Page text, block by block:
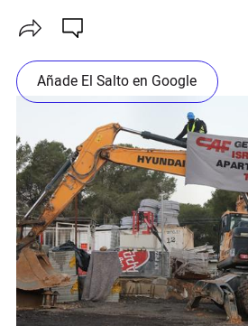
Añade El Salto en Google